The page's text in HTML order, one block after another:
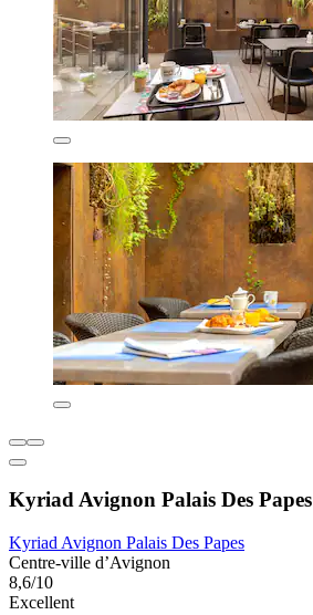
Kyriad Avignon Palais Des Papes
Kyriad Avignon Palais Des Papes
Centre-ville d’Avignon
8,6/10
Excellent